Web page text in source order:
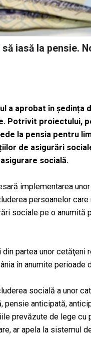
iasă la pensie.
a aprobat în ședința
Potrivit proiectului,
la pensia pentru
de asigurări
socială.
implementarea
persoanelor care
sociale pe o anumită
partea unor cetăţeni
în anumite perioade
socială a unor
anticipată,
prevăzute de lege cu
ar apela la sistemul